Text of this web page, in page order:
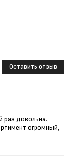
Оставить отзыв
раз довольна.
огромный,